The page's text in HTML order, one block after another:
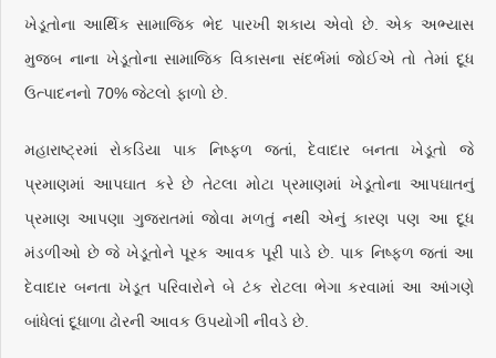
ખેડૂતોના આર્થિક સામાજિક ભેદ પારખી શકાય એવો છે. એક અભ્યાસ
મુજબ નાના ખેડૂતોના સામાજિક વિકાસના સંદર્ભમાં જોઈએ તો તેમાં દૂધ
ઉત્પાદનનો 70% જેટલો ફાળો છે.
મહારાષ્ટ્રમાં રોકડિયા પાક નિષ્ફળ જતાં, દેવાદાર બનતા ખેડૂતો જે
પ્રમાણમાં આપઘાત કરે છે તેટલા મોટા પ્રમાણમાં ખેડૂતોના આપઘાતનું
પ્રમાણ આપણા ગુજરાતમાં જોવા મળતું નથી એનું કારણ પણ આ દૂધ
મંડળીઓ છે જે ખેડૂતોને પૂરક આવક પૂરી પાડે છે. પાક નિષ્ફળ જતાં આ
દેવાદાર બનતા ખેડૂત પરિવારોને બે ટંક રોટલા ભેગા કરવામાં આ આંગણે
બાંધેલાં દૂધાળા ઢોરની આવક ઉપયોગી નીવડે છે.